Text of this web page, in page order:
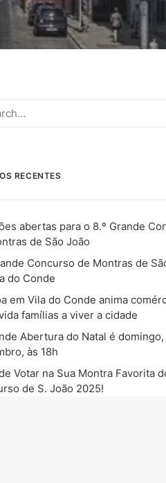
RECENTES
abertas para o 8.º Grande
de São João
Concurso de Montras de
do Conde
em Vila do Conde anima
famílias a viver a cidade
Abertura do Natal é
às 18h
Votar na Sua Montra Favorita
de S. João 2025!